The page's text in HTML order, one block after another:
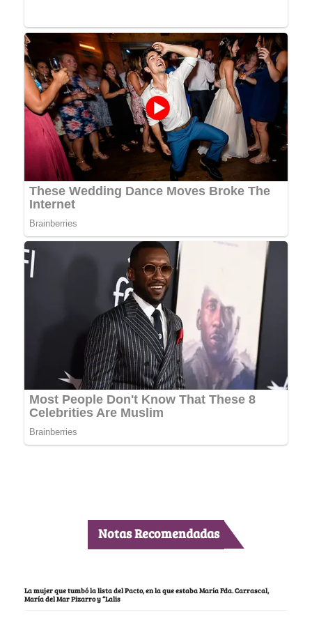
Notas Recomendadas
La mujer que tumbó la lista del Pacto, en la que estaba María Fda. Carrascal,
María del Mar Pizarro y “Lalis